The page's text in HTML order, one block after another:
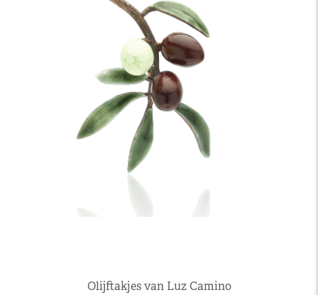
Olijftakjes van Luz Camino